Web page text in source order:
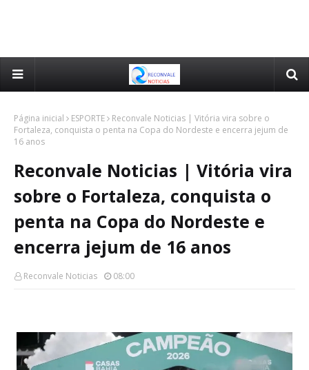
Página inicial ESPORTE
Reconvale Noticias | Vitória vira sobre o
Fortaleza, conquista o penta na Copa do Nordeste e encerra jejum de
16 anos
Reconvale Noticias | Vitória vira
sobre o Fortaleza, conquista o
penta na Copa do Nordeste e
encerra jejum de 16 anos
Reconvale Noticias 08:00